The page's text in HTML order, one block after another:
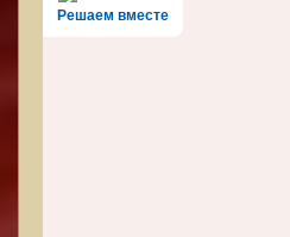
Решаем вместе